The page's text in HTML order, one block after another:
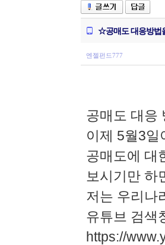
☆공매도 대응방법
엔젤펀드777
공매도 대응
이제 5월3일
공매도에 대
보시기만 하
저는 우리나
유튜브 검색
https://